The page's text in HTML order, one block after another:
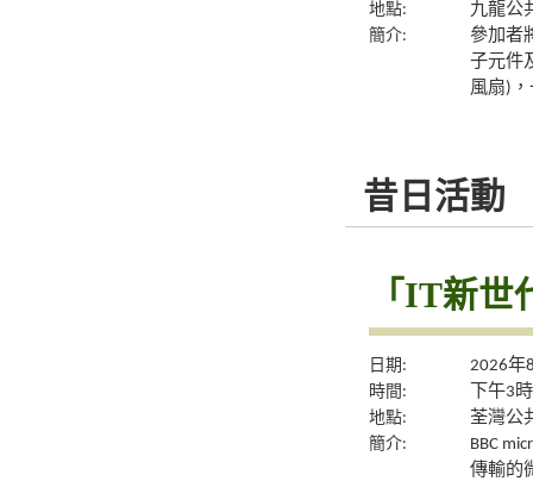
地點:
九龍公
簡介:
參加者
子元件
風扇)
昔日活動
「IT新
日期:
2026年
時間:
下午3
地點:
荃灣公
簡介:
BBC
傳輸的